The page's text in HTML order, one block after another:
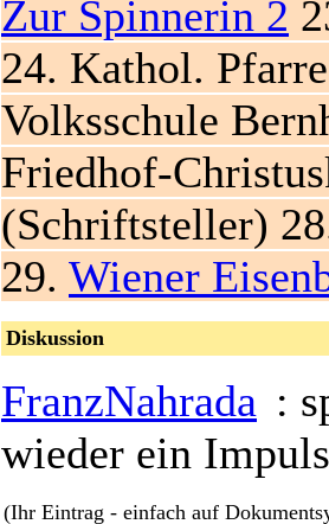
Zur Spinnerin 2
24. Kathol.
Volksschule
Friedhof-
(Schriftsteller)
29. Wiener
Diskussion
FranzNahrada :
wieder ein
(Ihr Eintrag - einfach auf